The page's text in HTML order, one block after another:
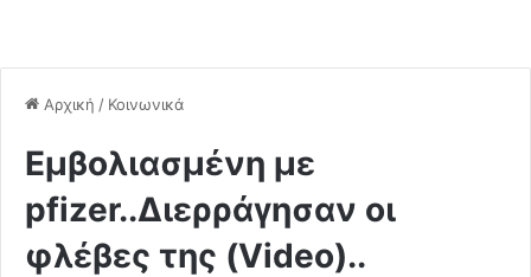
Αρχική / Κοινωνικά
Εμβολιασμένη με
pfizer..Διερράγησαν οι
φλέβες της (Video)..